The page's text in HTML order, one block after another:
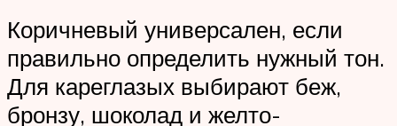
Коричневый универсален, если
правильно определить нужный тон.
Для кареглазых выбирают беж,
бронзу, шоколад и желто-